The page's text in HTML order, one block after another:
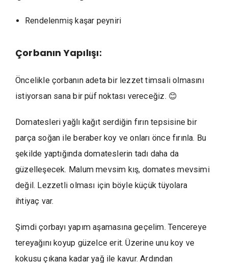
Rendelenmiş kaşar peyniri
ÇorbanınYapılışı:
Öncelikle çorbanın adeta bir lezzet timsali olmasını
istiyorsan sana bir püf noktası vereceğiz. 😊
Domatesleri yağlı kağıt serdiğin fırın tepsisine bir
parça soğan ile beraber koy ve onları önce fırınla. Bu
şekilde yaptığında domateslerin tadı daha da
güzelleşecek. Malum mevsim kış, domates mevsimi
değil. Lezzetli olması için böyle küçük tüyolara
ihtiyaç var.
Şimdi çorbayı yapım aşamasına geçelim. Tencereye
tereyağını koyup güzelce erit. Üzerine unu koy ve
kokusu çıkana kadar yağ ile kavur. Ardından